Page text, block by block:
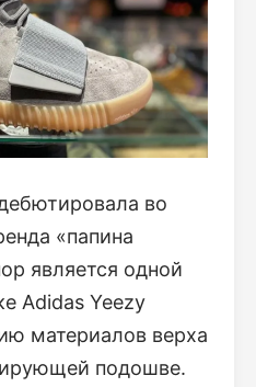
во
«папина
является одной
Adidas Yeezy
материалов верха
подошве.